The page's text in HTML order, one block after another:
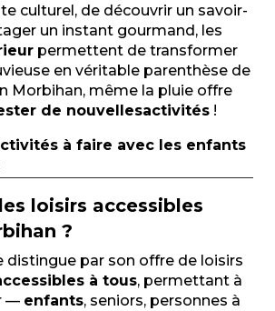
culturel, de découvrir un savoir-
un instant gourmand, les
permettent de transformer
en véritable parenthèse de
Morbihan, même la pluie offre
de nouvellesactivités !
à faire avec les enfants
loisirs accessibles
?
distingue par son offre de loisirs
à tous, permettant à
— enfants, seniors, personnes à